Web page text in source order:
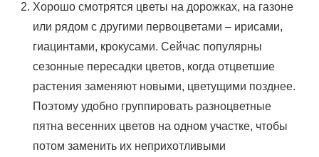
Хорошо смотрятся цветы на дорожках, на газоне
или рядом с другими первоцветами – ирисами,
гиацинтами, крокусами. Сейчас популярны
сезонные пересадки цветов, когда отцветшие
растения заменяют новыми, цветущими позднее.
Поэтому удобно группировать разноцветные
пятна весенних цветов на одном участке, чтобы
потом заменить их неприхотливыми